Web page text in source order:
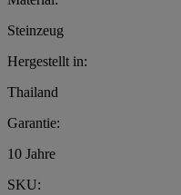
Steinzeug
Hergestellt in:
Thailand
Garantie:
10 Jahre
SKU: